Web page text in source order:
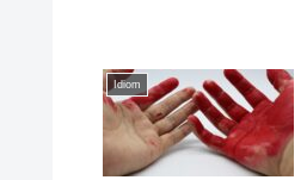
Idiom